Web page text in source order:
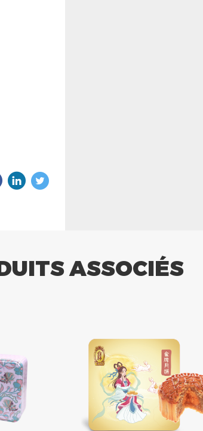
ASSOCIÉS